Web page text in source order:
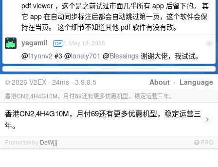
pdf viewer ，这个是之前试过市面几乎所有 app 后留下的。 其
它 app 在自动同步标注后都会自动跳过第一页，这个软件会保
持在当页。 这个细节不知道其他 pdf 软件有没有改。
4
yagamil OP May 12, 2025
@f1ynnv2 #3 @lonely701 @Blessings 谢谢大佬，我试试。
About · Language
© 2026 V2EX · 24ms · 3.9.8.5
香港CN2,4H4G10M，月付69还有更多优惠机型，稳定运营三年。
香港CN2,4H4G10M，月付69还有更多优惠机型，稳定运营三
年。
›
Promoted by DeWjjj PRO